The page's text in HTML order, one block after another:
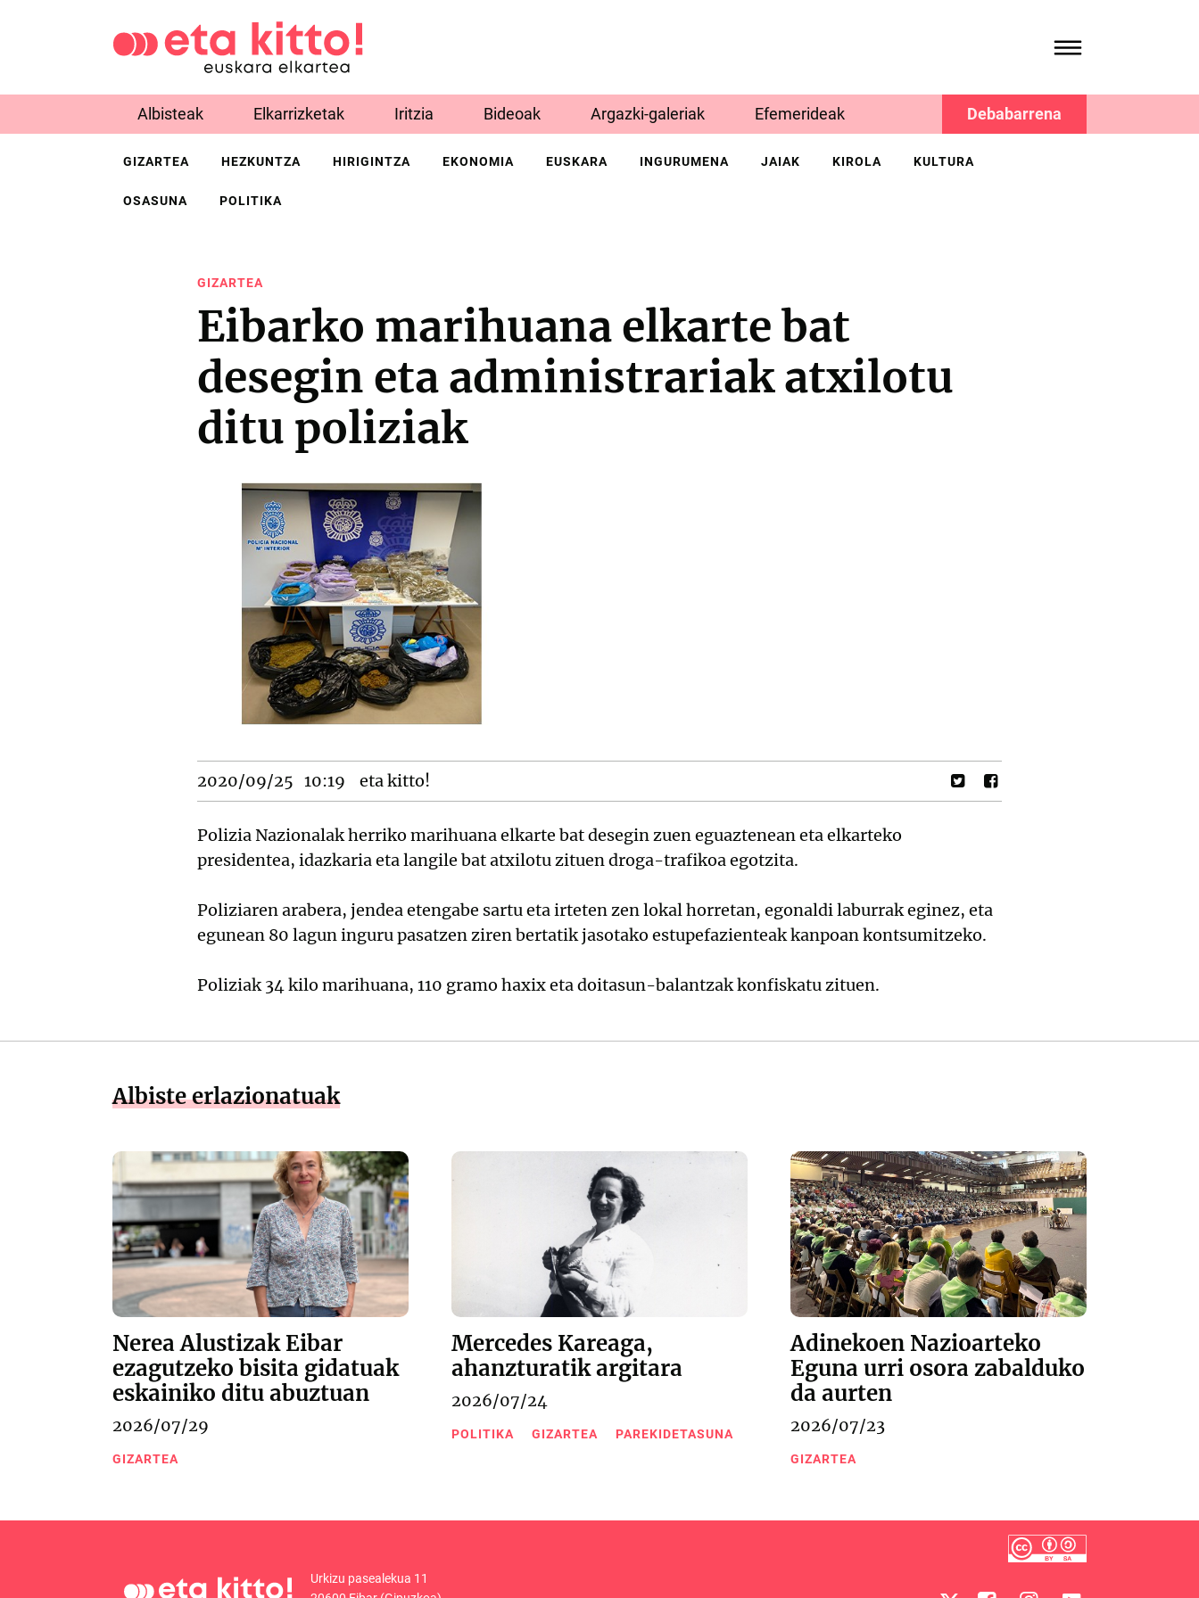
Albisteak Elkarrizketak Iritzia Bideoak Argazki-galeriak Efemerideak Debabarrena
GIZARTEA HEZKUNTZA HIRIGINTZA EKONOMIA EUSKARA INGURUMENA JAIAK KIROLA KULTURA
OSASUNA POLITIKA
GIZARTEA
Eibarko marihuana elkarte bat
desegin eta administrariak atxilotu
ditu poliziak
2020/09/25 10:19 eta kitto!
Polizia Nazionalak herriko marihuana elkarte bat desegin zuen eguaztenean eta elkarteko
presidentea, idazkaria eta langile bat atxilotu zituen droga-trafikoa egotzita.
Poliziaren arabera, jendea etengabe sartu eta irteten zen lokal horretan, egonaldi laburrak eginez, eta
egunean 80 lagun inguru pasatzen ziren bertatik jasotako estupefazienteak kanpoan kontsumitzeko.
Poliziak 34 kilo marihuana, 110 gramo haxix eta doitasun-balantzak konfiskatu zituen.
Albiste erlazionatuak
Nerea Alustizak Eibar
ezagutzeko bisita gidatuak
eskainiko ditu abuztuan
2026/07/29
GIZARTEA
Mercedes Kareaga,
ahanzturatik argitara
2026/07/24
POLITIKA GIZARTEA PAREKIDETASUNA
Adinekoen Nazioarteko
Eguna urri osora zabalduko
da aurten
2026/07/23
GIZARTEA
Urkizu pasealekua 11